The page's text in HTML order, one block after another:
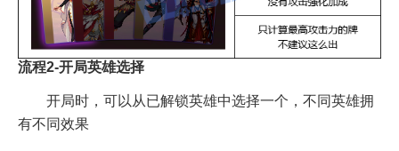
流程2-开局英雄选择
开局时，可以从已解锁英雄中选择一个，不同英雄拥
有不同效果